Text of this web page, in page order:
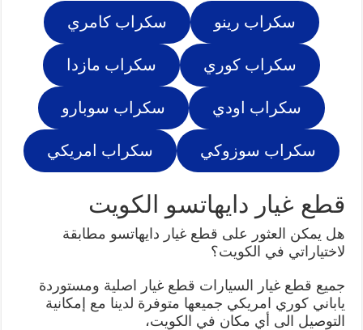
سكراب رينو سكراب كامري
سكراب كوري سكراب مازدا
سكراب اودي سكراب سوبارو
سكراب سوزوكي سكراب امريكي
قطع غيار دايهاتسو الكويت
هل يمكن العثور على قطع غيار دايهاتسو مطابقة
لاختياراتي في الكويت؟
جميع قطع غيار السيارات قطع غيار اصلية ومستوردة
ياباني كوري امريكي جميعها متوفرة لدينا مع إمكانية
التوصيل الى أي مكان في الكويت،